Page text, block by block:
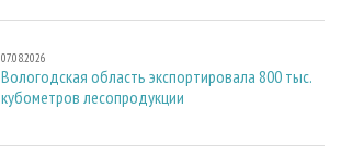
07.08.2026
Вологодская область экспортировала 800 тыс.
кубометров лесопродукции